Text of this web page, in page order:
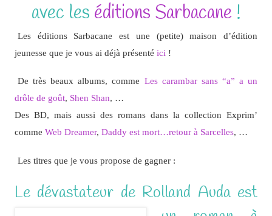
avec les éditions Sarbacane!
Les éditions Sarbacane est une (petite) maison d’édition
jeunesse que je vous ai déjà présenté ici !
De très beaux albums, comme Les carambar sans “a” a un
drôle de goût, Shen Shan, …
Des BD, mais aussi des romans dans la collection Exprim’
comme Web Dreamer, Daddy est mort…retour à Sarcelles, …
Les titres que je vous propose de gagner :
Le dévastateur de Rolland Auda est